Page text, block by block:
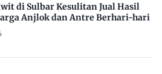
di Sulbar Kesulitan Jual Hasil
Anjlok dan Antre Berhari-hari